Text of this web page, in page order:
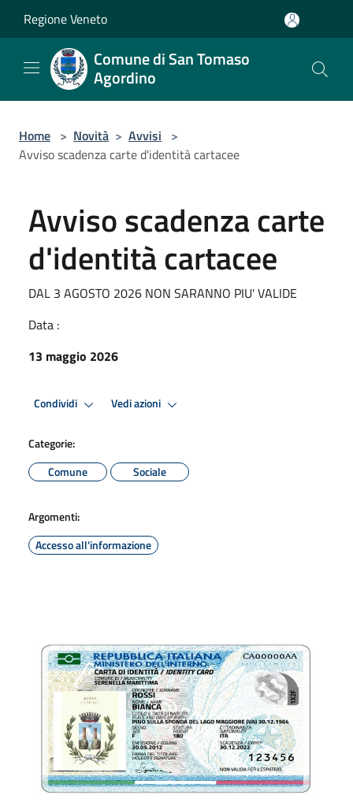
Regione Veneto
Comune di San Tomaso
Agordino
Home > Novità > Avvisi >
Avviso scadenza carte d'identità cartacee
Avviso scadenza carte
d'identità cartacee
DAL 3 AGOSTO 2026 NON SARANNO PIU' VALIDE
Data :
13 maggio 2026
Condividi Vedi azioni
Categorie:
Comune
Sociale
Argomenti:
Accesso all'informazione